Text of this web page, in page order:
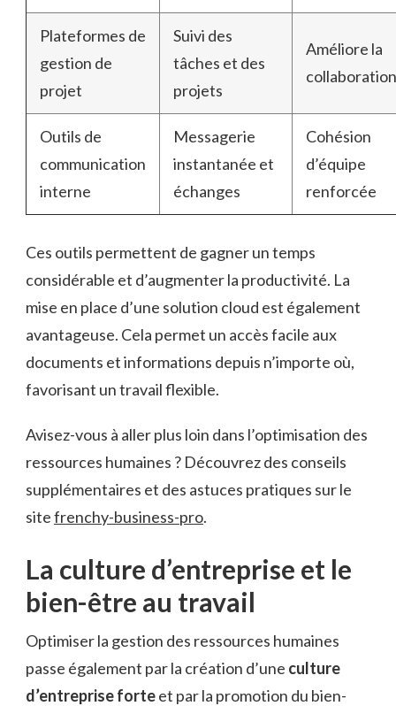
Plateformes de
gestion de
projet
Suivi des
tâches et des
projets
Améliore la
collaboration
Outils de
communication
interne
Messagerie
instantanée et
échanges
Cohésion
d’équipe
renforcée
Ces outils permettent de gagner un temps
considérable et d’augmenter la productivité. La
mise en place d’une solution cloud est également
avantageuse. Cela permet un accès facile aux
documents et informations depuis n’importe où,
favorisant un travail flexible.
Avisez-vous à aller plus loin dans l’optimisation des
ressources humaines ? Découvrez des conseils
supplémentaires et des astuces pratiques sur le
sitefrenchy-business-pro.
La culture d’entreprise et le
bien-être au travail
Optimiser la gestion des ressources humaines
passe également par la création d’une culture
d’entreprise forteet par la promotion du bien-